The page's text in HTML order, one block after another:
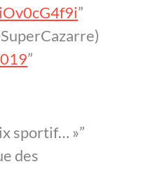
sportif… »
des